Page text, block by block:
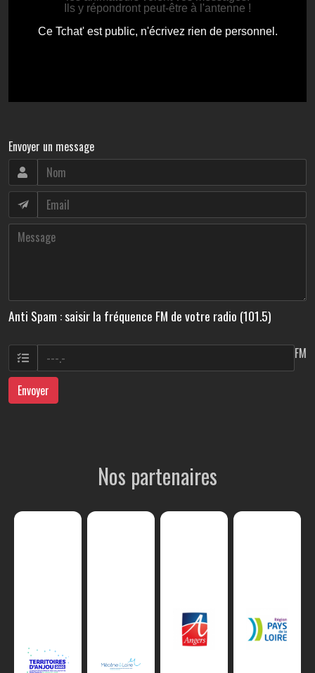
Envoyer un message
Anti Spam : saisir la fréquence FM de votre radio (101.5)
FM
Envoyer
Nos partenaires